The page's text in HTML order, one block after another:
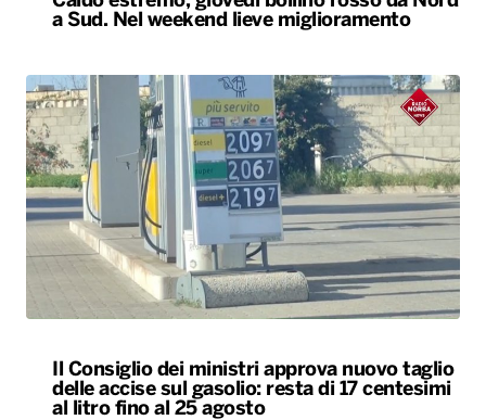
a Sud. Nel weekend lieve miglioramento
Il Consiglio dei ministri approva nuovo taglio
delle accise sul gasolio: resta di 17 centesimi
al litro fino al 25 agosto